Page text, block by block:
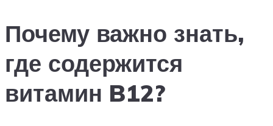
Почему важно знать,
где содержится
витамин B12?